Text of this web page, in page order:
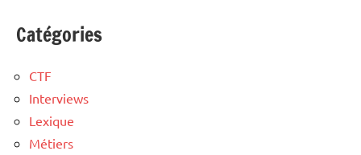
Catégories
CTF
Interviews
Lexique
Métiers